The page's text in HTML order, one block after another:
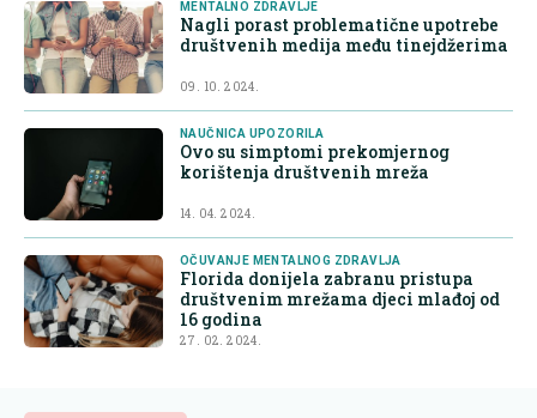
MENTALNO ZDRAVLJE
Nagli porast problematične upotrebe
društvenih medija među tinejdžerima
09. 10. 2024.
NAUČNICA UPOZORILA
Ovo su simptomi prekomjernog
korištenja društvenih mreža
14. 04. 2024.
OČUVANJE MENTALNOG ZDRAVLJA
Florida donijela zabranu pristupa
društvenim mrežama djeci mlađoj od
16 godina
27. 02. 2024.